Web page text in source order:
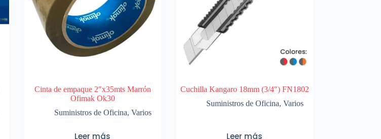
Cinta de empaque 2″x35mts Marrón
Ofimak Ok30
Suministros de Oficina, Varios
Leer más
Cuchilla Kangaro 18mm (3/4″) FN1802
Suministros de Oficina, Varios
Leer más